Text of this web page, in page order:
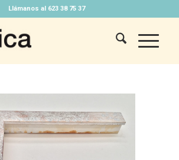
Llámanos al 623 38 75 37